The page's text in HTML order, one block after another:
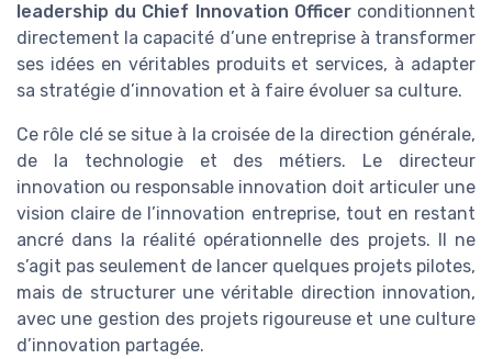
leadership du Chief Innovation Officerconditionnent
directement la capacité d’une entreprise à transformer
ses idées en véritables produits et services, à adapter
sa stratégie d’innovation et à faire évoluer sa culture.
Ce rôle clé se situe à la croisée de la direction générale,
de la technologie et des métiers. Le directeur
innovation ou responsable innovation doit articuler une
vision claire de l’innovation entreprise, tout en restant
ancré dans la réalité opérationnelle des projets. Il ne
s’agit pas seulement de lancer quelques projets pilotes,
mais de structurer une véritable direction innovation,
avec une gestion des projets rigoureuse et une culture
d’innovation partagée.